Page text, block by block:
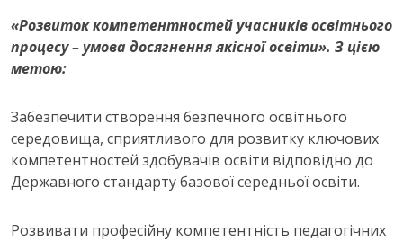
«Розвиток компетентностей учасників освітнього
процесу – умова досягнення якісної освіти». З цією
метою:
Забезпечити створення безпечного освітнього
середовища, сприятливого для розвитку ключових
компетентностей здобувачів освіти відповідно до
Державного стандарту базової середньої освіти.
Розвивати професійну компетентність педагогічних